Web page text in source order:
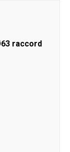
raccord